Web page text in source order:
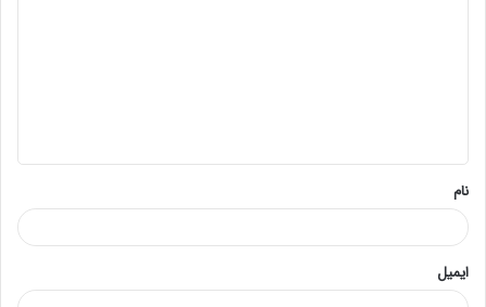
*
نام
ایمیل